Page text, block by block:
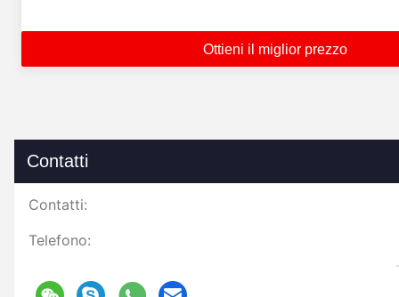
Ottieni il miglior prezzo
Contatti
Contatti:
Telefono: